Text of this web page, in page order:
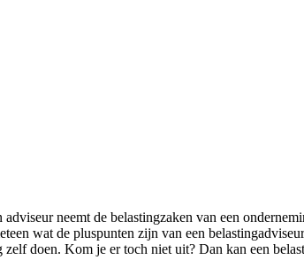
neemt de belastingzaken van een
wat de pluspunten zijn van een
doen. Kom je er toch niet uit? Dan kan een